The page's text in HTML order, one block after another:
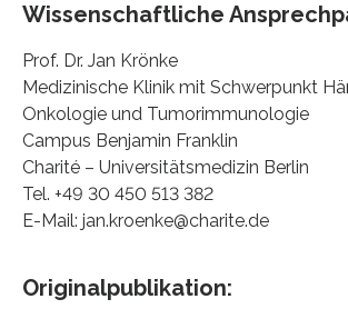
Wissenschaftliche
Prof. Dr. Jan Krönke
Medizinische Klinik mit Schwerpunkt
Onkologie und Tumorimmunologie
Campus Benjamin Franklin
Charité – Universitätsmedizin Berlin
Tel. +49 30 450 513 382
E-Mail: jan.kroenke@charite.de
Originalpublikation: